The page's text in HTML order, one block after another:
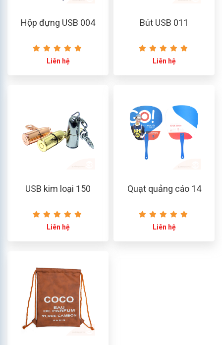
Hộp đựng USB 004
Liên hệ
Bút USB 011
Liên hệ
USB kim loại 150
Liên hệ
Quạt quảng cáo 14
Liên hệ